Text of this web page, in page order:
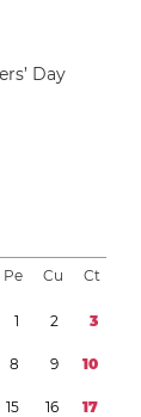
Day
Pe Cu Ct
1 2 3
8 9 10
15 16 17